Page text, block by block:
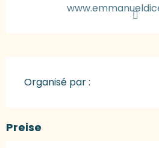
Organisé par :
Preise